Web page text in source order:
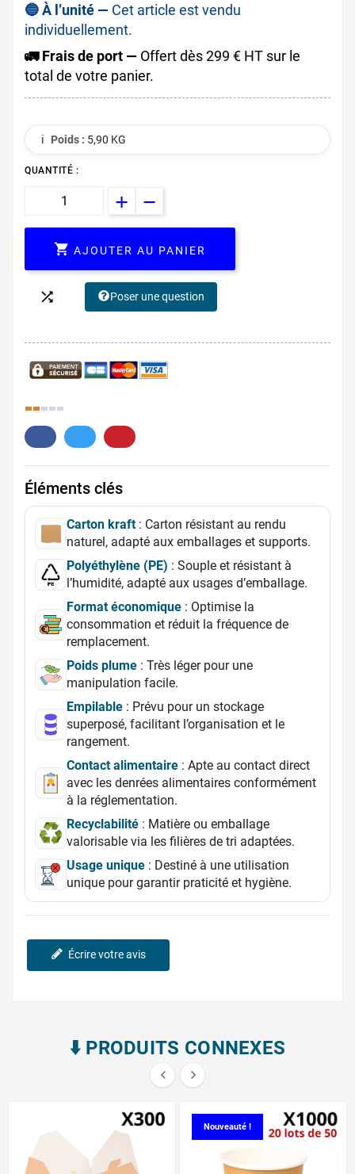
🔵 À l’unité — Cet article est vendu
individuellement.
🚛 Frais de port — Offert dès 299 € HT sur le
total de votre panier.
ℹ️ Poids : 5,90 KG
QUANTITÉ :
 AJOUTER AU PANIER
 Poser une question
Éléments clés
Carton kraft: Carton résistant au rendu
naturel, adapté aux emballages et supports.
Polyéthylène (PE) : Souple et résistant à
l’humidité, adapté aux usages d’emballage.
Format économique : Optimise la
consommation et réduit la fréquence de
remplacement.
Poids plume : Très léger pour une
manipulation facile.
Empilable : Prévu pour un stockage
superposé, facilitant l’organisation et le
rangement.
Contact alimentaire : Apte au contact direct
avec les denrées alimentaires conformément
à la réglementation.
Recyclabilité : Matière ou emballage
valorisable via les filières de tri adaptées.
Usage unique : Destiné à une utilisation
unique pour garantir praticité et hygiène.
Écrire votre avis
⬇️​ PRODUITS CONNEXES
 
Nouveauté !